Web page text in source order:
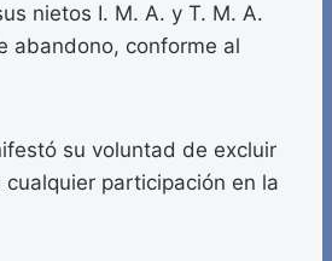
nietos I. M. A. y T. M. A.
abandono, conforme al
su voluntad de excluir
participación en la